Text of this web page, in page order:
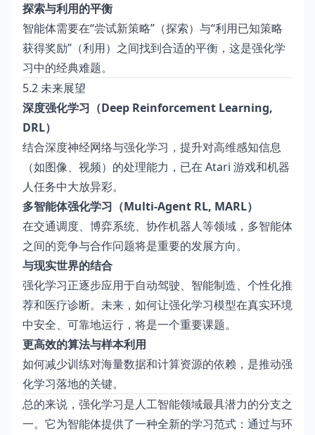
探索与利用的平衡
智能体需要在“尝试新策略”（探索）与“利用已知策略
获得奖励”（利用）之间找到合适的平衡，这是强化学
习中的经典难题。
5.2 未来展望
深度强化学习（Deep Reinforcement Learning,
DRL）
结合深度神经网络与强化学习，提升对高维感知信息
（如图像、视频）的处理能力，已在 Atari 游戏和机器
人任务中大放异彩。
多智能体强化学习（Multi-Agent RL, MARL）
在交通调度、博弈系统、协作机器人等领域，多智能体
之间的竞争与合作问题将是重要的发展方向。
与现实世界的结合
强化学习正逐步应用于自动驾驶、智能制造、个性化推
荐和医疗诊断。未来，如何让强化学习模型在真实环境
中安全、可靠地运行，将是一个重要课题。
更高效的算法与样本利用
如何减少训练对海量数据和计算资源的依赖，是推动强
化学习落地的关键。
总的来说，强化学习是人工智能领域最具潜力的分支之
一。它为智能体提供了一种全新的学习范式：通过与环